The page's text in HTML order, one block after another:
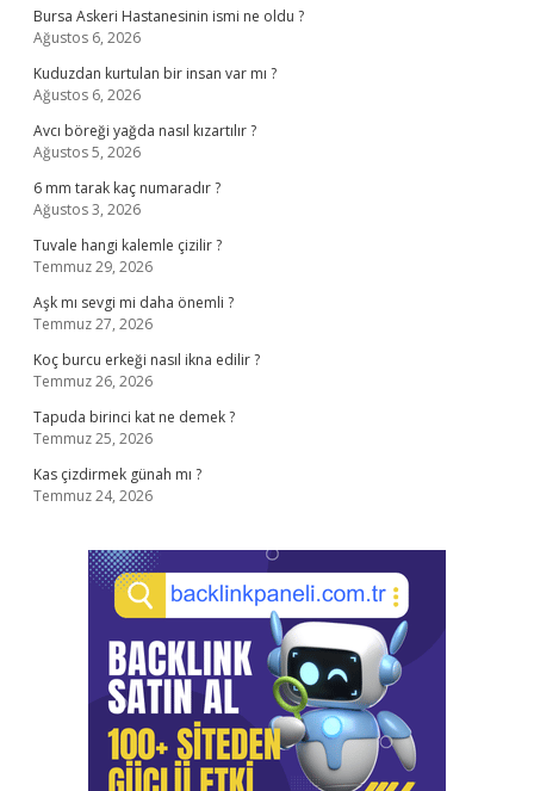
Bursa Askeri Hastanesinin ismi ne oldu ?
Ağustos 6, 2026
Kuduzdan kurtulan bir insan var mı ?
Ağustos 6, 2026
Avcı böreği yağda nasıl kızartılır ?
Ağustos 5, 2026
6 mm tarak kaç numaradır ?
Ağustos 3, 2026
Tuvale hangi kalemle çizilir ?
Temmuz 29, 2026
Aşk mı sevgi mi daha önemli ?
Temmuz 27, 2026
Koç burcu erkeği nasıl ikna edilir ?
Temmuz 26, 2026
Tapuda birinci kat ne demek ?
Temmuz 25, 2026
Kas çizdirmek günah mı ?
Temmuz 24, 2026